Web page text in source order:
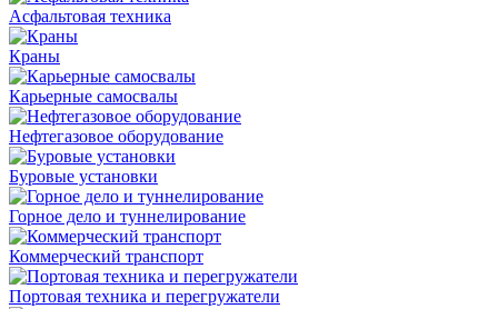
Асфальтовая техника
Краны
Карьерные самосвалы
Нефтегазовое оборудование
Буровые установки
Горное дело и туннелирование
Коммерческий транспорт
Портовая техника и перегружатели